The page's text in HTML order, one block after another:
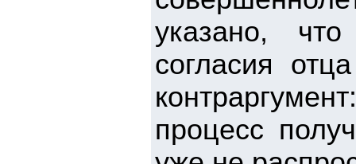
указано,
согласия
процесс